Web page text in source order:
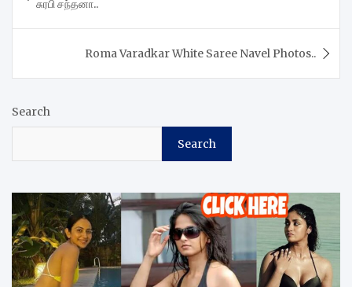
சுரபி சந்தனா..
Roma Varadkar White Saree Navel Photos..
Search
Search